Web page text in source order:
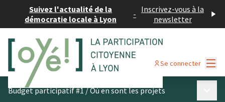
Suivez l'actualité de la
démocratie locale à Lyon
- Inscrivez-vous à la
newsletter
Se connecter
Budget participatif #1/Où en sont les projets